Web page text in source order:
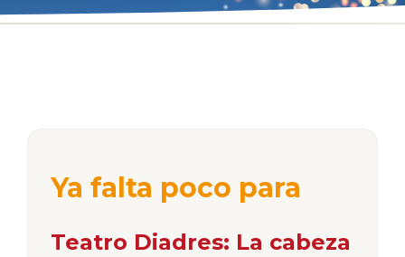
Ya falta poco para
Teatro Diadres: La cabeza